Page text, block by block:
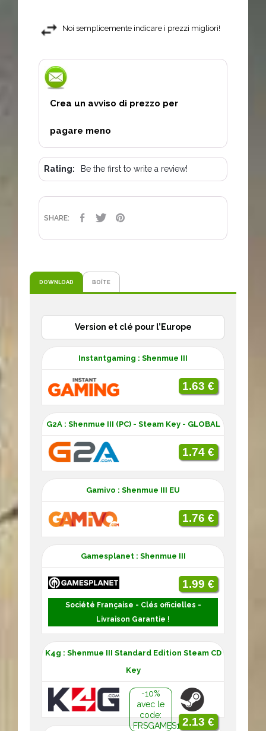
Noi semplicemente indicare i prezzi migliori!
Crea un avviso di prezzo per
pagare meno
Rating: Be the first to write a review!
SHARE: CONDIVIDI
TWITTA
DOWNLOAD BOÎTE
Version et clé pour l’Europe
Instantgaming : Shenmue III
1.63 €
G2A : Shenmue III (PC) - Steam Key - GLOBAL
1.74 €
Gamivo : Shenmue III EU
1.76 €
Gamesplanet : Shenmue III
1.99 €
Société Française - Clés officielles -
Livraison Garantie !
K4g : Shenmue III Standard Edition Steam CD
Key
-10%
avec le
code:
FRSGAMES102.13 €